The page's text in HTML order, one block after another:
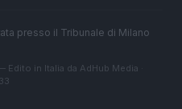
presso il Tribunale di Milano
Edito in Italia da AdHub Media